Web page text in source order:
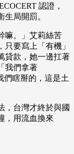
認證，
局開罰。
嘛。」艾莉絲苦
要寫上「有機」
貸款，她一邊扛著
我們拿著
們瞎掰的，這是土
，台灣才終於與國
，用流血換來